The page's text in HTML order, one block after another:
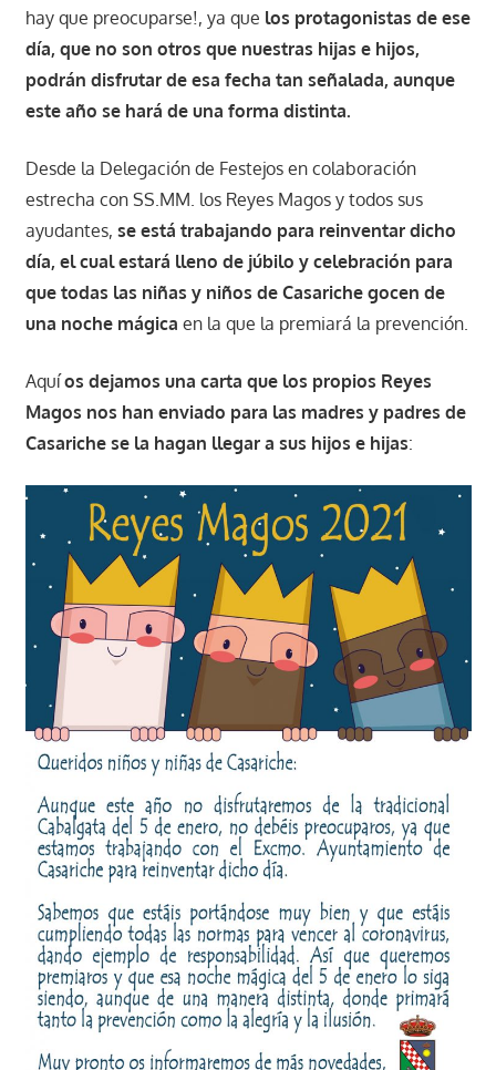
hay que preocuparse!, ya que los protagonistas de ese
día, que no son otros que nuestras hijas e hijos,
podrán disfrutar de esa fecha tan señalada, aunque
este año se hará de una forma distinta.
Desde la Delegación de Festejos en colaboración
estrecha con SS.MM. los Reyes Magos y todos sus
ayudantes, se está trabajando para reinventar dicho
día, el cual estará lleno de júbilo y celebración para
que todas las niñas y niños de Casariche gocen de
una noche mágica en la que la premiará la prevención.
Aquíos dejamos una carta que los propios Reyes
Magos nos han enviado para las madres y padres de
Casariche se la hagan llegar a sus hijos e hijas: